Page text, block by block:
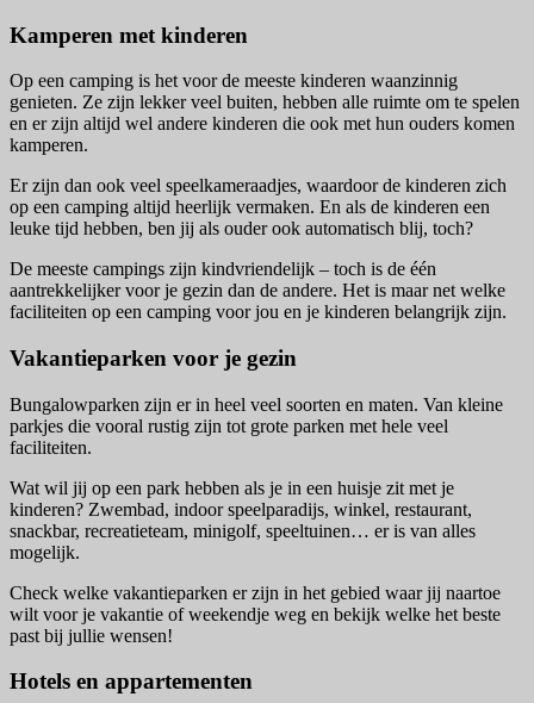
Kamperen met kinderen
Op een camping is het voor de meeste kinderen waanzinnig
genieten. Ze zijn lekker veel buiten, hebben alle ruimte om te spelen
en er zijn altijd wel andere kinderen die ook met hun ouders komen
kamperen.
Er zijn dan ook veel speelkameraadjes, waardoor de kinderen zich
op een camping altijd heerlijk vermaken. En als de kinderen een
leuke tijd hebben, ben jij als ouder ook automatisch blij, toch?
De meeste campings zijn kindvriendelijk – toch is de één
aantrekkelijker voor je gezin dan de andere. Het is maar net welke
faciliteiten op een camping voor jou en je kinderen belangrijk zijn.
Vakantieparken voor je gezin
Bungalowparken zijn er in heel veel soorten en maten. Van kleine
parkjes die vooral rustig zijn tot grote parken met hele veel
faciliteiten.
Wat wil jij op een park hebben als je in een huisje zit met je
kinderen? Zwembad, indoor speelparadijs, winkel, restaurant,
snackbar, recreatieteam, minigolf, speeltuinen… er is van alles
mogelijk.
Check welke vakantieparken er zijn in het gebied waar jij naartoe
wilt voor je vakantie of weekendje weg en bekijk welke het beste
past bij jullie wensen!
Hotels en appartementen